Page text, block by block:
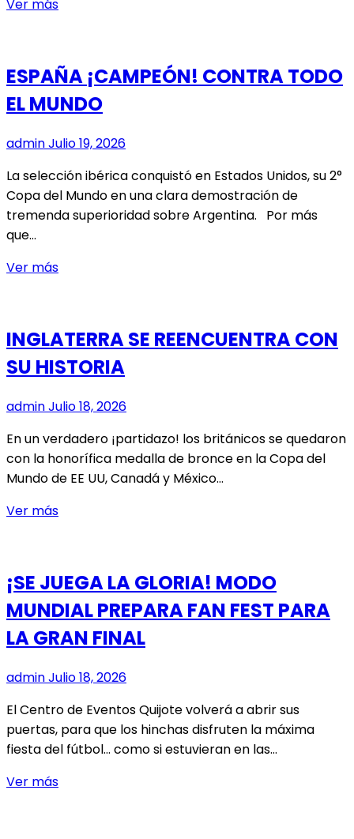
Ver másMODO
A
ESPAÑA
¡CAMPEÓN!
ESPAÑA ¡CAMPEÓN! CONTRA TODO
EL MUNDO
adminJulio 19, 2026
La selección ibérica conquistó en Estados Unidos, su 2°
Copa del Mundo en una clara demostración de
tremenda superioridad sobre Argentina. Por más
que…
Ver másESPAÑA
EL
MUNDO
INGLATERRA SE REENCUENTRA CON
SU HISTORIA
adminJulio 18, 2026
En un verdadero ¡partidazo! los británicos se quedaron
con la honorífica medalla de bronce en la Copa del
Mundo de EE UU, Canadá y México…
Ver másINGLATERRA
SU
HISTORIA
¡SE JUEGA LA GLORIA! MODO
MUNDIAL PREPARA FAN FEST PARA
LA GRAN FINAL
adminJulio 18, 2026
El Centro de Eventos Quijote volverá a abrir sus
puertas, para que los hinchas disfruten la máxima
fiesta del fútbol… como si estuvieran en las…
Ver más¡SE